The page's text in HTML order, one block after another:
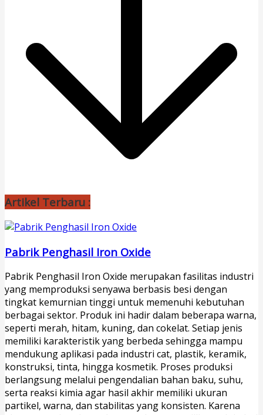
Artikel Terbaru :
Pabrik Penghasil Iron Oxide
Pabrik Penghasil Iron Oxide merupakan fasilitas industri
yang memproduksi senyawa berbasis besi dengan
tingkat kemurnian tinggi untuk memenuhi kebutuhan
berbagai sektor. Produk ini hadir dalam beberapa warna,
seperti merah, hitam, kuning, dan cokelat. Setiap jenis
memiliki karakteristik yang berbeda sehingga mampu
mendukung aplikasi pada industri cat, plastik, keramik,
konstruksi, tinta, hingga kosmetik. Proses produksi
berlangsung melalui pengendalian bahan baku, suhu,
serta reaksi kimia agar hasil akhir memiliki ukuran
partikel, warna, dan stabilitas yang konsisten. Karena